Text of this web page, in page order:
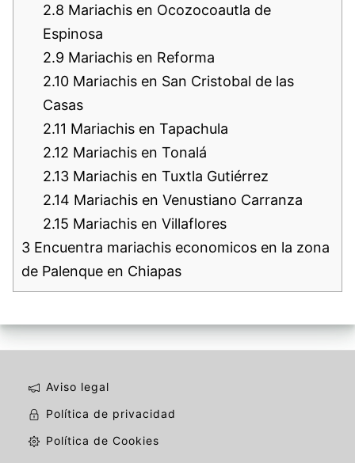
2.8 Mariachis en Ocozocoautla de
Espinosa
2.9 Mariachis en Reforma
2.10 Mariachis en San Cristobal de las
Casas
2.11 Mariachis en Tapachula
2.12 Mariachis en Tonalá
2.13 Mariachis en Tuxtla Gutiérrez
2.14 Mariachis en Venustiano Carranza
2.15 Mariachis en Villaflores
3 Encuentra mariachis economicos en la zona
de Palenque en Chiapas
Aviso legal
Política de privacidad
Política de Cookies